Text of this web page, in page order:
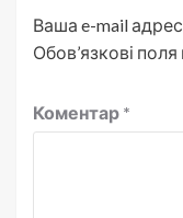
Ваша e-mail
Обов’язкові поля
Коментар *